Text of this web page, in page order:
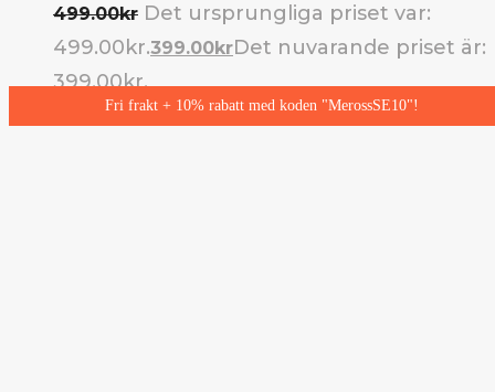
Fri frakt + 10% rabatt med koden "MerossSE10"!
499.00kr Det ursprungliga priset var:
499.00kr.399.00krDet nuvarande priset är:
399.00kr.
Alla produkter Belysning